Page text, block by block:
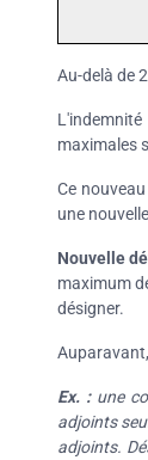
Au-delà de
maximales
Ce
une
Nouvelle
maximum
désigner.
Ex. : une
adjoints
adjoints.